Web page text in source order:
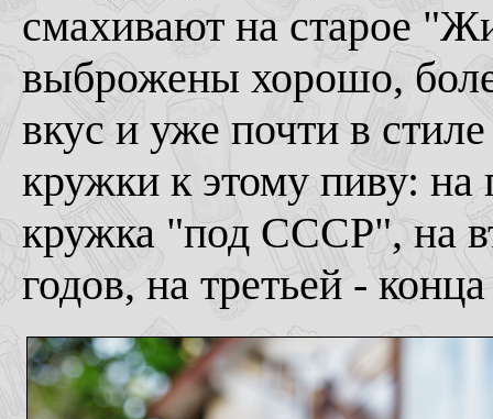
смахивают на старое
выброжены хорошо,
вкус и уже почти в
кружки к этому пиву: на
кружка "под СССР", на
годов, на третьей -